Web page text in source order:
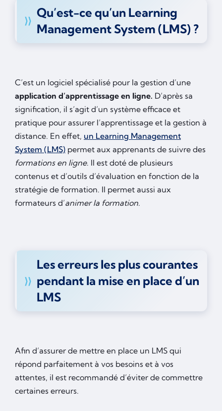
Qu’est-ce qu’un Learning
Management System (LMS) ?
C’est un logiciel spécialisé pour la gestion d’une
application d’apprentissage en ligne. D’après sa
signification, il s’agit d’un système efficace et
pratique pour assurer l’apprentissage et la gestion à
distance. En effet, un Learning Management
System (LMS) permet aux apprenants de suivre des
formations en ligne. Il est doté de plusieurs
contenus et d’outils d’évaluation en fonction de la
stratégie de formation. Il permet aussi aux
formateurs d’animer la formation.
Les erreurs les plus courantes
pendant la mise en place d’un
LMS
Afin d’assurer de mettre en place un LMS qui
répond parfaitement à vos besoins et à vos
attentes, il est recommandé d’éviter de commettre
certaines erreurs.